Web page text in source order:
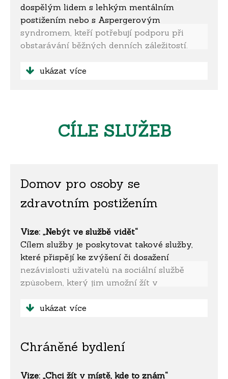
dospělým lidem s lehkým mentálním
postižením nebo s Aspergerovým
syndromem, kteří potřebují podporu při
obstarávání běžných denních záležitostí.
s každým uživatelem služby v takovém
ukázat více
CÍLE SLUŽEB
Domov pro osoby se
zdravotním postižením
Vize: „Nebýt ve službě vidět“
Cílem služby je poskytovat takové služby,
které přispějí ke zvýšení či dosažení
nezávislosti uživatelů na sociální službě
způsobem, který jim umožní žít v
v domácím prostředí a podporovat je k
Chceme vytvářet příležitosti k tomu, aby
uplatňovat vlastní vůli, jednat na základě
ukázat více
Chráněné bydlení
Vize: „Chci žít v místě, kde to znám“